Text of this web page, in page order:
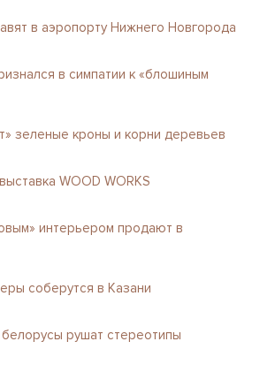
в аэропорту Нижнего Новгорода
в симпатии к «блошиным
зеленые кроны и корни деревьев
WOOD WORKS
интерьером продают в
соберутся в Казани
рушат стереотипы